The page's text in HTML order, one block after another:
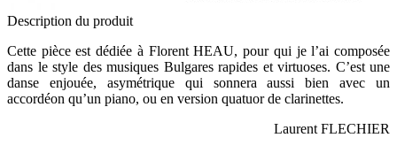
Description du produit
Cette pièce est dédiée à Florent HEAU, pour qui je l’ai composée
dans le style des musiques Bulgares rapides et virtuoses. C’est une
danse enjouée, asymétrique qui sonnera aussi bien avec un
accordéon qu’un piano, ou en version quatuor de clarinettes.
Laurent FLECHIER